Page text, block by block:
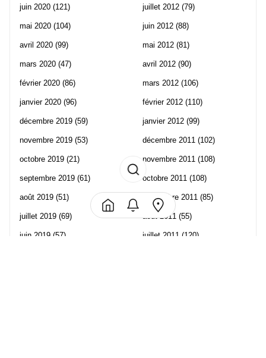
juin 2020 (121)
mai 2020 (104)
avril 2020 (99)
mars 2020 (47)
février 2020 (86)
janvier 2020 (96)
décembre 2019 (59)
novembre 2019 (53)
octobre 2019 (21)
septembre 2019 (61)
août 2019 (51)
juillet 2019 (69)
juin 2019 (57)
juillet 2012 (79)
juin 2012 (88)
mai 2012 (81)
avril 2012 (90)
mars 2012 (106)
février 2012 (110)
janvier 2012 (99)
décembre 2011 (102)
novembre 2011 (108)
octobre 2011 (108)
septembre 2011 (85)
août 2011 (55)
juillet 2011 (120)